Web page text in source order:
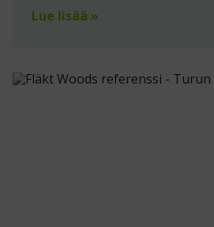
Lue lisää »